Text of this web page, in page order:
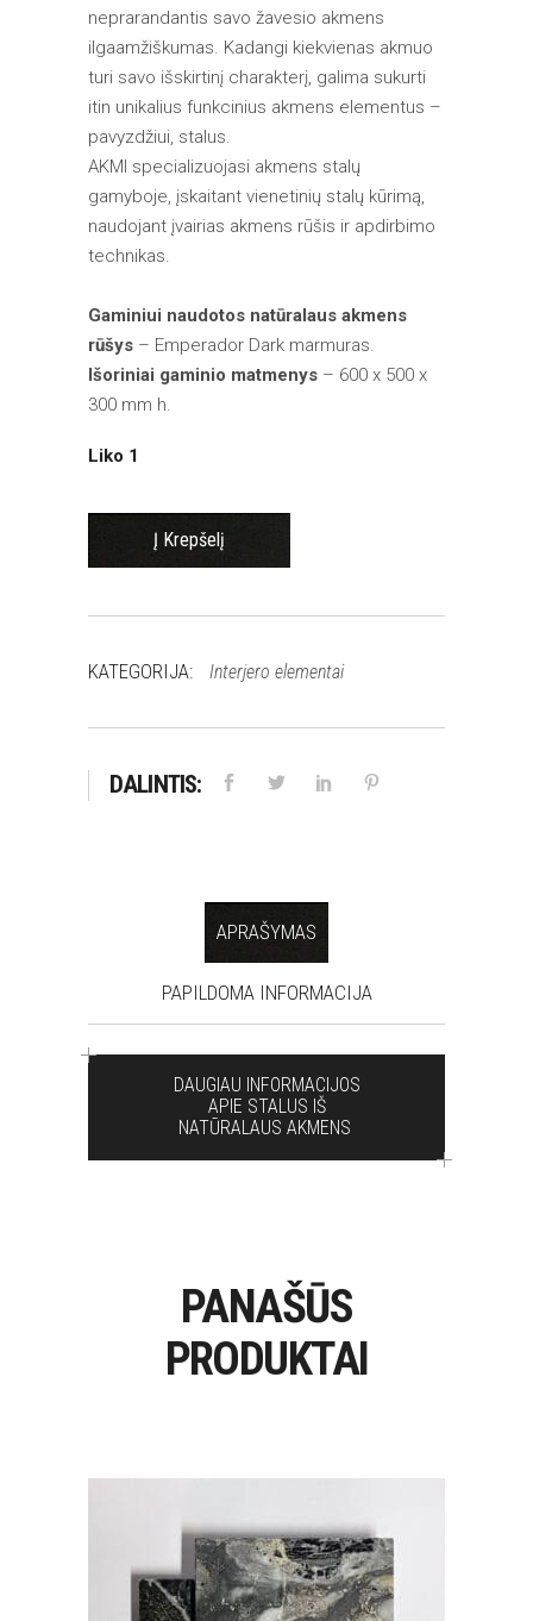
neprarandantis savo žavesio akmens
ilgaamžiškumas. Kadangi kiekvienas akmuo
turi savo išskirtinį charakterį, galima sukurti
itin unikalius funkcinius akmens elementus –
pavyzdžiui, stalus.
AKMI specializuojasi akmens stalų
gamyboje, įskaitant vienetinių stalų kūrimą,
naudojant įvairias akmens rūšis ir apdirbimo
technikas.
Gaminiui naudotos natūralaus akmens
rūšys – Emperador Dark marmuras.
Išoriniai gaminio matmenys – 600 x 500 x
300 mm h.
Liko 1
Į Krepšelį
KATEGORIJA: Interjero elementai
DALINTIS:
APRAŠYMAS
PAPILDOMA INFORMACIJA
DAUGIAU INFORMACIJOS
APIE STALUS IŠ
NATŪRALAUS AKMENS
PANAŠŪS
PRODUKTAI